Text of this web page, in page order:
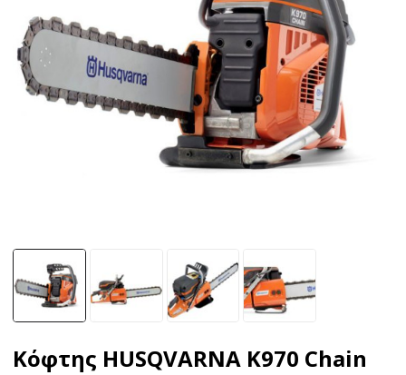
Κόφτης HUSQVARNA K970 Chain